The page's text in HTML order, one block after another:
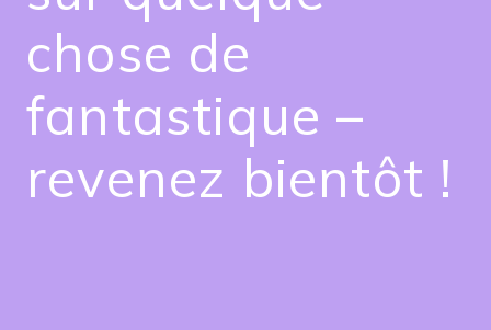
chose de
fantastique –
revenez bientôt !